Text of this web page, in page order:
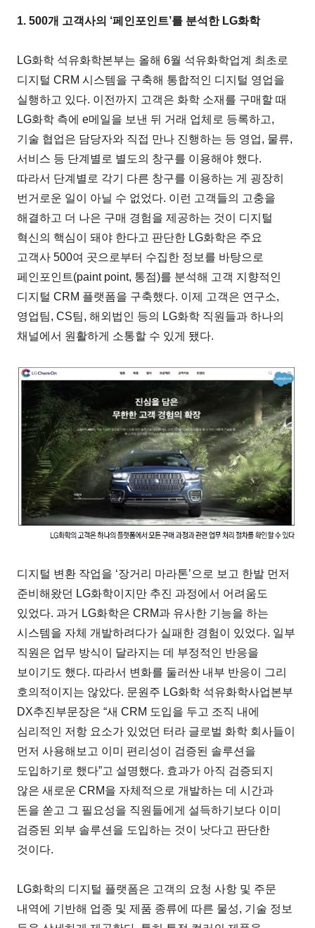
1. 500개 고객사의 ‘페인포인트’를 분석한 LG화학
LG화학 석유화학본부는 올해 6월 석유화학업계 최초로
디지털 CRM 시스템을 구축해 통합적인 디지털 영업을
실행하고 있다. 이전까지 고객은 화학 소재를 구매할 때
LG화학 측에 e메일을 보낸 뒤 거래 업체로 등록하고,
기술 협업은 담당자와 직접 만나 진행하는 등 영업, 물류,
서비스 등 단계별로 별도의 창구를 이용해야 했다.
따라서 단계별로 각기 다른 창구를 이용하는 게 굉장히
번거로운 일이 아닐 수 없었다. 이런 고객들의 고충을
해결하고 더 나은 구매 경험을 제공하는 것이 디지털
혁신의 핵심이 돼야 한다고 판단한 LG화학은 주요
고객사 500여 곳으로부터 수집한 정보를 바탕으로
페인포인트(paint point, 통점)를 분석해 고객 지향적인
디지털 CRM 플랫폼을 구축했다. 이제 고객은 연구소,
영업팀, CS팀, 해외법인 등의 LG화학 직원들과 하나의
채널에서 원활하게 소통할 수 있게 됐다.
디지털 변환 작업을 ‘장거리 마라톤’으로 보고 한발 먼저
준비해왔던 LG화학이지만 추진 과정에서 어려움도
있었다. 과거 LG화학은 CRM과 유사한 기능을 하는
시스템을 자체 개발하려다가 실패한 경험이 있었다. 일부
직원은 업무 방식이 달라지는 데 부정적인 반응을
보이기도 했다. 따라서 변화를 둘러싼 내부 반응이 그리
호의적이지는 않았다. 문원주 LG화학 석유화학사업본부
DX추진부문장은 “새 CRM 도입을 두고 조직 내에
심리적인 저항 요소가 있었던 터라 글로벌 화학 회사들이
먼저 사용해보고 이미 편리성이 검증된 솔루션을
도입하기로 했다”고 설명했다. 효과가 아직 검증되지
않은 새로운 CRM을 자체적으로 개발하는 데 시간과
돈을 쏟고 그 필요성을 직원들에게 설득하기보다 이미
검증된 외부 솔루션을 도입하는 것이 낫다고 판단한
것이다.
LG화학의 디지털 플랫폼은 고객의 요청 사항 및 주문
내역에 기반해 업종 및 제품 종류에 따른 물성, 기술 정보